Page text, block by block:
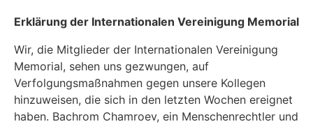
Erklärung der Internationalеn Vereinigung Memorial
Wir, die Mitglieder der Internationalen Vereinigung
Memorial, sehen uns gezwungen, auf
Verfolgungsmaßnahmen gegen unsere Kollegen
hinzuweisen, die sich in den letzten Wochen ereignet
haben. Bachrom Chamroev, ein Menschenrechtler und